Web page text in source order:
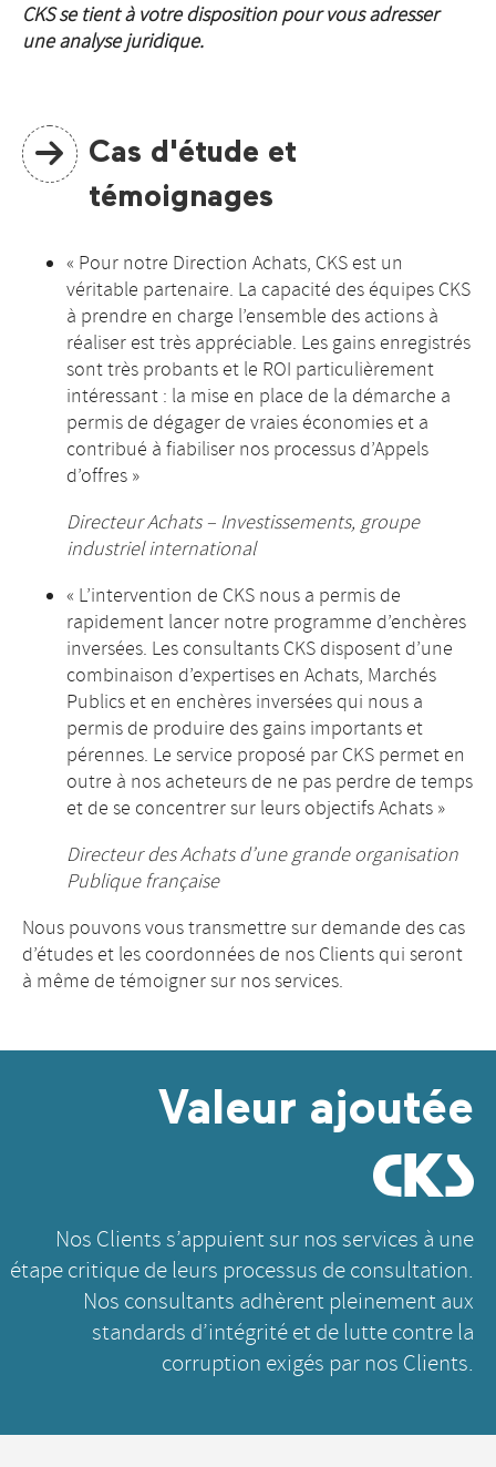
CKS se tient à votre disposition pour vous adresser
une analyse juridique.
Cas d'étude et
témoignages
« Pour notre Direction Achats, CKS est un
véritable partenaire. La capacité des équipes CKS
à prendre en charge l’ensemble des actions à
réaliser est très appréciable. Les gains enregistrés
sont très probants et le ROI particulièrement
intéressant : la mise en place de la démarche a
permis de dégager de vraies économies et a
contribué à fiabiliser nos processus d’Appels
d’offres »
Directeur Achats – Investissements, groupe
industriel international
« L’intervention de CKS nous a permis de
rapidement lancer notre programme d’enchères
inversées. Les consultants CKS disposent d’une
combinaison d’expertises en Achats, Marchés
Publics et en enchères inversées qui nous a
permis de produire des gains importants et
pérennes. Le service proposé par CKS permet en
outre à nos acheteurs de ne pas perdre de temps
et de se concentrer sur leurs objectifs Achats »
Directeur des Achats d’une grande organisation
Publique française
Nous pouvons vous transmettre sur demande des cas
d’études et les coordonnées de nos Clients qui seront
à même de témoigner sur nos services.
Valeur ajoutée
@
Nos Clients s’appuient sur nos services à une
étape critique de leurs processus de consultation.
Nos consultants adhèrent pleinement aux
standards d’intégrité et de lutte contre la
corruption exigés par nos Clients.